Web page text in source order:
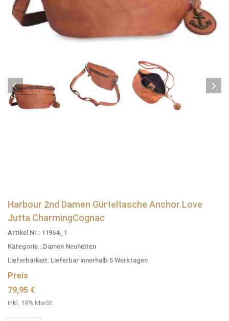
Harbour 2nd Damen Gürteltasche Anchor Love
Jutta CharmingCognac
Artikel Nr.: 11964_1
Kategorie.: Damen Neuheiten
Lieferbarkeit: Lieferbar innerhalb 5 Werktagen
Preis
79,95 €
inkl. 19% MwSt.